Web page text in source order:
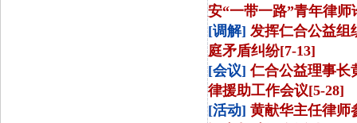
安“一带一路”青年律师
[调解] 发挥仁合公益组
庭矛盾纠纷[7-13]
[会议] 仁合公益理事长
律援助工作会议[5-28]
[活动] 黄献华主任律师